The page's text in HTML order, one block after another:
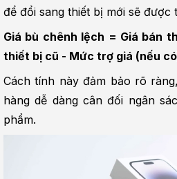
để đổi sang thiết bị mới sẽ được
Giá bù chênh lệch = Giá bán
thiết bị cũ - Mức trợ giá (nếu
Cách tính này đảm bảo rõ
hàng dễ dàng cân đối ngân
phẩm.